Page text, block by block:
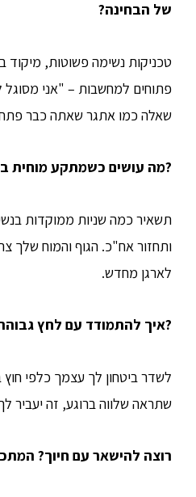
של הבחינה?
טכניקות נשימה פשוטות, מיקוד
פתוחים למחשבות – "אני מסוגל
שאלה כמו אתגר שאתה כבר
?מה עושים כשמתקע מוחית
תשאיר כמה שניות ממוקדות
ותחזור אח"כ. הגוף והמוח שלך
לארגן מחדש.
?איך להתמודד עם לחץ
לשדר ביטחון לך עצמך כלפי
שתראה שלווה ברוגע, זה יעביר
רוצה להישאר עם חיוך?